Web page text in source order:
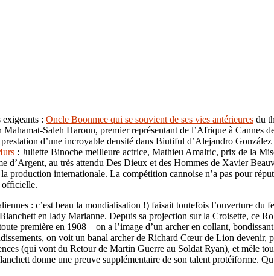
: Oncle Boonmee qui se souvient de ses vies antérieures du
Saleh Haroun, premier représentant de l’Afrique à Cannes
d’une incroyable densité dans Biutiful d’Alejandro
: Juliette Binoche meilleure actrice, Mathieu Amalric, prix de la
d’Argent, au très attendu Des Dieux et des Hommes de Xavier
production internationale. La compétition cannoise n’a pas pour
officielle.
: c’est beau la mondialisation !) faisait toutefois l’ouverture du
en lady Marianne. Depuis sa projection sur la Croisette, ce
première en 1908 – on a l’image d’un archer en collant,
on voit un banal archer de Richard Cœur de Lion devenir,
(qui vont du Retour de Martin Guerre au Soldat Ryan), et mêle
donne une preuve supplémentaire de son talent protéiforme.